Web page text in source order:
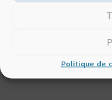
Politique de